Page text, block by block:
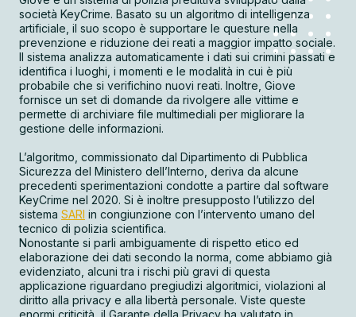
società KeyCrime. Basato su un algoritmo di intelligenza
artificiale, il suo scopo è supportare le questure nella
prevenzione e riduzione dei reati a maggior impatto sociale.
Il sistema analizza automaticamente i dati sui crimini passati e
identifica i luoghi, i momenti e le modalità in cui è più
probabile che si verifichino nuovi reati. Inoltre, Giove
fornisce un set di domande da rivolgere alle vittime e
permette di archiviare file multimediali per migliorare la
gestione delle informazioni.
L’algoritmo, commissionato dal Dipartimento di Pubblica
Sicurezza del Ministero dell’Interno, deriva da alcune
precedenti sperimentazioni condotte a partire dal software
KeyCrime nel 2020. Si è inoltre presupposto l’utilizzo del
sistema SARI in congiunzione con l’intervento umano del
tecnico di polizia scientifica.
Nonostante si parli ambiguamente di rispetto etico ed
elaborazione dei dati secondo la norma, come abbiamo già
evidenziato, alcuni tra i rischi più gravi di questa
applicazione riguardano pregiudizi algoritmici, violazioni al
diritto alla privacy e alla libertà personale. Viste queste